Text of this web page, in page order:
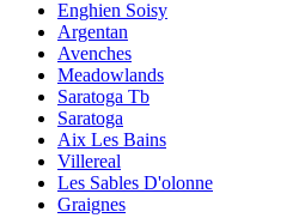
Enghien Soisy
Argentan
Avenches
Meadowlands
Saratoga Tb
Saratoga
Aix Les Bains
Villereal
Les Sables D'olonne
Graignes